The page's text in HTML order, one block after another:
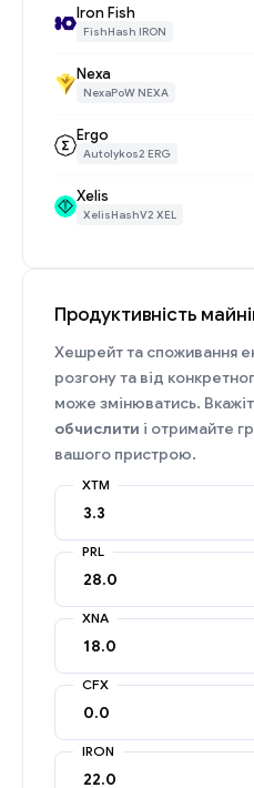
Iron Fish
FishHash IRON
Nexa
NexaPoW NEXA
Ergo
Autolykos2 ERG
Xelis
XelisHashV2 XEL
Продуктивність
Хешрейт та споживання
розгону та від
може змінюватись.
обчислити і отримайте
вашого пристрою.
XTM
PRL
XNA
CFX
IRON